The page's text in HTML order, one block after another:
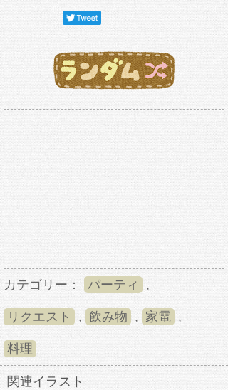
カテゴリー： パーティ ,
リクエスト , 飲み物 , 家電 ,
料理
関連イラスト